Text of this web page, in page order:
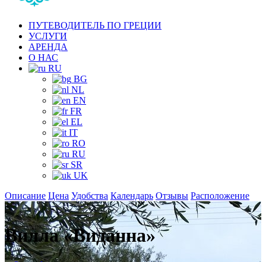
ПУТЕВОДИТЕЛЬ ПО ГРЕЦИИ
УСЛУГИ
АРЕНДА
О НАС
RU
BG
NL
EN
FR
EL
IT
RO
RU
SR
UK
Описание Цена Удобства Календарь Отзывы Расположение
+
Вилла «Виданна»